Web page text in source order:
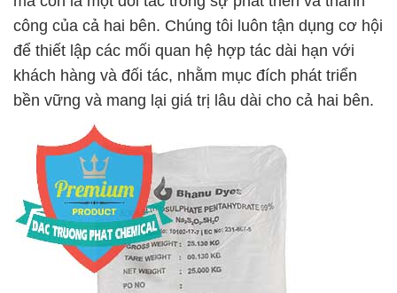
công của cả hai bên. Chúng tôi luôn tận dụng cơ hội
để thiết lập các mối quan hệ hợp tác dài hạn với
khách hàng và đối tác, nhằm mục đích phát triển
bền vững và mang lại giá trị lâu dài cho cả hai bên.